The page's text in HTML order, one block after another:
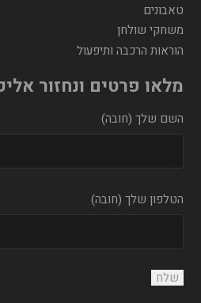
טאבונים
משחקי שולחן
הוראות הרכבה ותיפעול
מלאו פרטים ונחזור
השם שלך (חובה)
הטלפון שלך (חובה)